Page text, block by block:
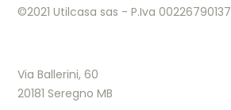
©2021 Utilcasa sas - P.Iva 00226790137
Via Ballerini, 60
20181 Seregno MB